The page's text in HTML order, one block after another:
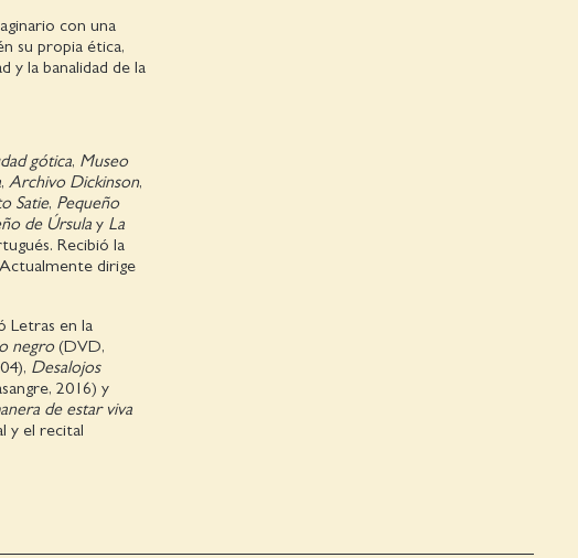
con una
su propia ética,
y la banalidad de la
gótica, Museo
, Archivo Dickinson,
Satie, Pequeño
de Úrsulay La
Recibió la
dirige
Letras en la
negro(DVD,
Desalojos
2016) y
de estar viva
y el recital